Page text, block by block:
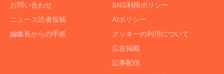
お問い合わせ
ニュース読者投稿
編集長からの手紙
SNS利用ポリシー
AIポリシー
クッキーの利用について
広告掲載
記事配信